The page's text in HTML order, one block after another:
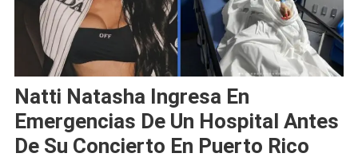
Natti Natasha Ingresa En
Emergencias De Un Hospital Antes
De Su Concierto En Puerto Rico